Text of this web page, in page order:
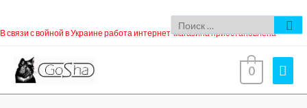
В связи с войной в Украине работа интернет-магазина приостановлена
0